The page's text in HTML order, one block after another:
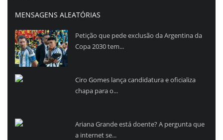
MENSAGENS ALEATÓRIAS
Petição que pede exclusão da Argentina da
Copa 2030 tem...
Ciro Gomes lança candidatura e oficializa
chapa para o...
Ariana Grande está doente? A pergunta que
a internet se...